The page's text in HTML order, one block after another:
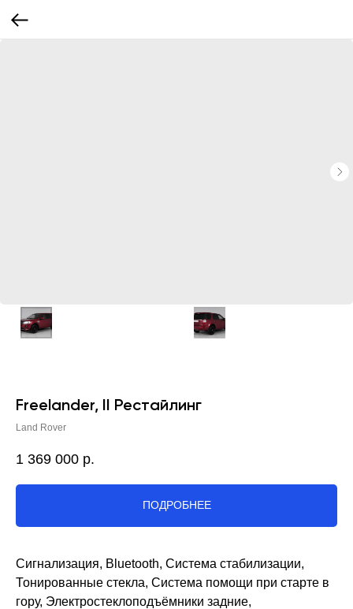
Freelander, II Рестайлинг
Land Rover
1 369 000 р.
ПОДРОБНЕЕ
Сигнализация, Bluetooth, Система стабилизации,
Тонированные стекла, Система помощи при старте в
гору, Электростеклоподъёмники задние,